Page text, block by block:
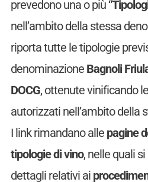
prevedono una o più “
nell’ambito della stessa
riporta tutte le tipologie
denominazione Bagnoli
DOCG, ottenute vinificando
autorizzati nell’ambito della
I link rimandano alle pagine
tipologie di vino, nelle quali
dettagli relativi ai